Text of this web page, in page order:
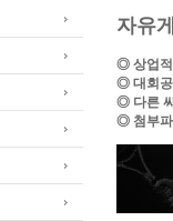
자유
◎ 상업적
◎ 대회공
◎ 다른
◎ 첨부파